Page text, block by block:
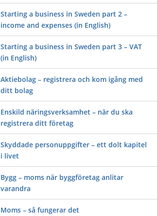
Starting a business in Sweden part 2 –
income and expenses (in English)
Starting a business in Sweden part 3 – VAT
(in English)
Aktiebolag – registrera och kom igång med
ditt bolag
Enskild näringsverksamhet – när du ska
registrera ditt företag
Skyddade personuppgifter – ett dolt kapitel
i livet
Bygg – moms när byggföretag anlitar
varandra
Moms – så fungerar det